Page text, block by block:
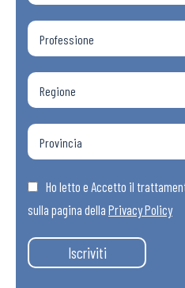
Ho letto e Accetto il
sulla pagina della Privacy Policy
Iscriviti